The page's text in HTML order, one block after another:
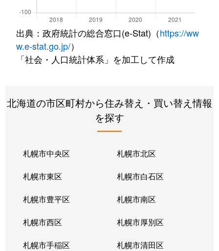
出典：政府統計の総合窓口(e-Stat)（https://ww
w.e-stat.go.jp/）
「社会・人口統計体系」を加工して作成
北海道の市区町村から住み替え・買い替え情報
を探す
札幌市中央区 札幌市北区
札幌市東区 札幌市白石区
札幌市豊平区 札幌市南区
札幌市西区 札幌市厚別区
札幌市手稲区 札幌市清田区